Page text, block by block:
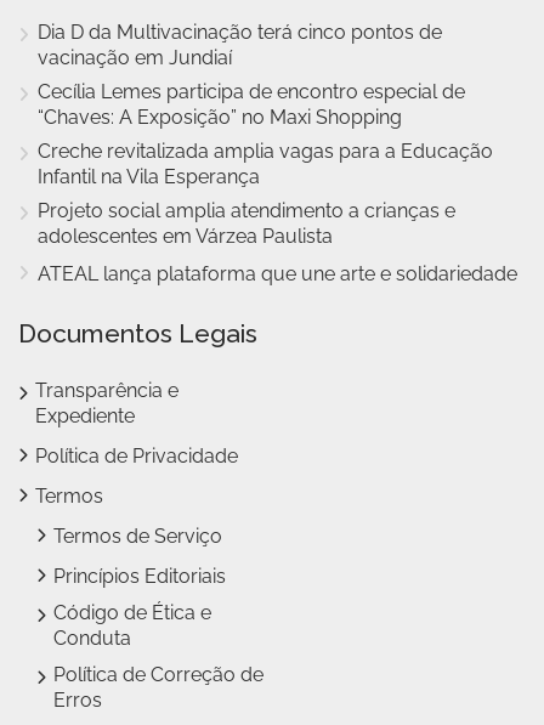
Dia D da Multivacinação terá cinco pontos de
vacinação em Jundiaí
Cecília Lemes participa de encontro especial de
“Chaves: A Exposição” no Maxi Shopping
Creche revitalizada amplia vagas para a Educação
Infantil na Vila Esperança
Projeto social amplia atendimento a crianças e
adolescentes em Várzea Paulista
ATEAL lança plataforma que une arte e solidariedade
Documentos Legais
Transparência e
Expediente
Política de Privacidade
Termos
Termos de Serviço
Princípios Editoriais
Código de Ética e
Conduta
Política de Correção de
Erros